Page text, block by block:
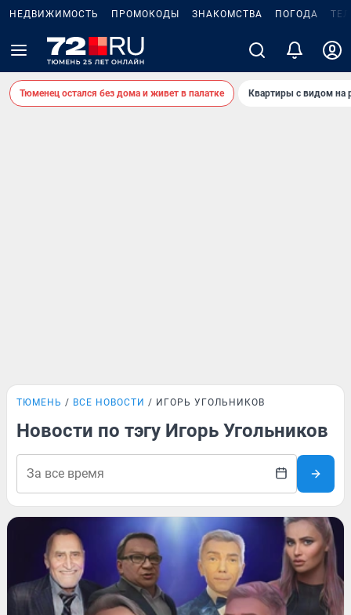
НЕДВИЖИМОСТЬ ПРОМОКОДЫ ЗНАКОМСТВА ПОГОДА
Тюменец остался без дома и живет в палатке Квартиры с видом на
ТЮМЕНЬ ВСЕ НОВОСТИ ИГОРЬ УГОЛЬНИКОВ
Новости по тэгу Игорь Угольников